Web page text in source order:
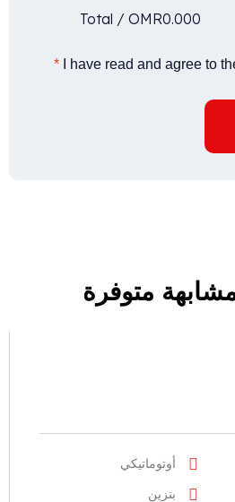
OMR0.000
/
Total
I have read and agree to
*
متوفرة
أوتوماتيكي
بنزين